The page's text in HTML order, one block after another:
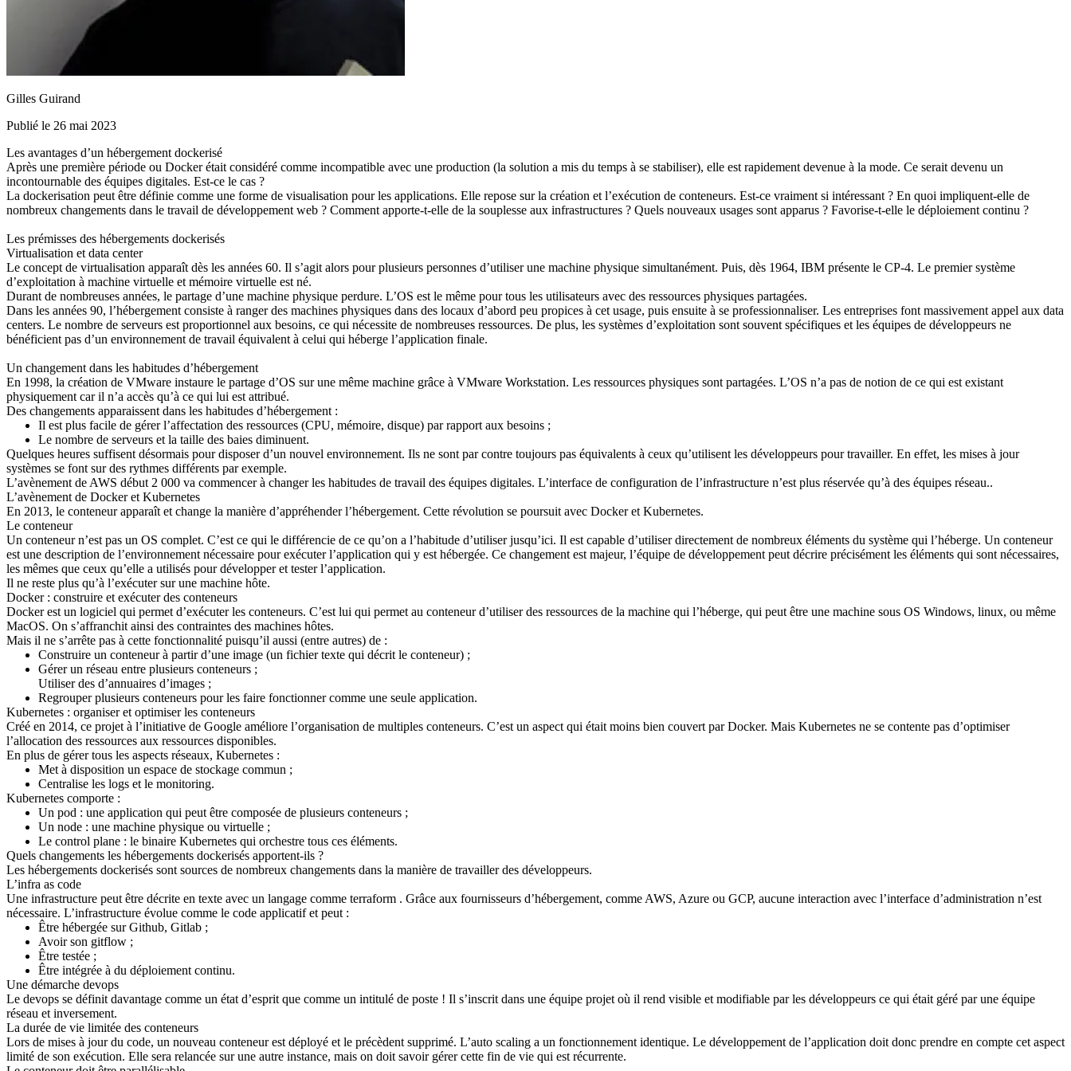
Gilles Guirand
Publié le 26 mai 2023
Les avantages d’un hébergement dockerisé
Après une première période ou Docker était considéré comme incompatible avec une production (la solution a mis du temps à se stabiliser), elle est rapidement devenue à la mode. Ce serait devenu un
incontournable des équipes digitales. Est-ce le cas ?
La dockerisation peut être définie comme une forme de visualisation pour les applications. Elle repose sur la création et l’exécution de conteneurs. Est-ce vraiment si intéressant ? En quoi impliquent-elle de
nombreux changements dans le travail de développement web ? Comment apporte-t-elle de la souplesse aux infrastructures ? Quels nouveaux usages sont apparus ? Favorise-t-elle le déploiement continu ?
Les prémisses des hébergements dockerisés
Virtualisation et data center
Le concept de virtualisation apparaît dès les années 60. Il s’agit alors pour plusieurs personnes d’utiliser une machine physique simultanément. Puis, dès 1964, IBM présente le CP-4. Le premier système
d’exploitation à machine virtuelle et mémoire virtuelle est né.
Durant de nombreuses années, le partage d’une machine physique perdure. L’OS est le même pour tous les utilisateurs avec des ressources physiques partagées.
Dans les années 90, l’hébergement consiste à ranger des machines physiques dans des locaux d’abord peu propices à cet usage, puis ensuite à se professionnaliser. Les entreprises font massivement appel aux data
centers. Le nombre de serveurs est proportionnel aux besoins, ce qui nécessite de nombreuses ressources. De plus, les systèmes d’exploitation sont souvent spécifiques et les équipes de développeurs ne
bénéficient pas d’un environnement de travail équivalent à celui qui héberge l’application finale.
Un changement dans les habitudes d’hébergement
En 1998, la création de VMware instaure le partage d’OS sur une même machine grâce à VMware Workstation. Les ressources physiques sont partagées. L’OS n’a pas de notion de ce qui est existant
physiquement car il n’a accès qu’à ce qui lui est attribué.
Des changements apparaissent dans les habitudes d’hébergement :
Il est plus facile de gérer l’affectation des ressources (CPU, mémoire, disque) par rapport aux besoins ;
Le nombre de serveurs et la taille des baies diminuent.
Quelques heures suffisent désormais pour disposer d’un nouvel environnement. Ils ne sont par contre toujours pas équivalents à ceux qu’utilisent les développeurs pour travailler. En effet, les mises à jour
systèmes se font sur des rythmes différents par exemple.
L’avènement de AWS début 2 000 va commencer à changer les habitudes de travail des équipes digitales. L’interface de configuration de l’infrastructure n’est plus réservée qu’à des équipes réseau..
L’avènement de Docker et Kubernetes
En 2013, le conteneur apparaît et change la manière d’appréhender l’hébergement. Cette révolution se poursuit avec Docker et Kubernetes.
Le conteneur
Un conteneur n’est pas un OS complet. C’est ce qui le différencie de ce qu’on a l’habitude d’utiliser jusqu’ici. Il est capable d’utiliser directement de nombreux éléments du système qui l’héberge. Un conteneur
est une description de l’environnement nécessaire pour exécuter l’application qui y est hébergée. Ce changement est majeur, l’équipe de développement peut décrire précisément les éléments qui sont nécessaires,
les mêmes que ceux qu’elle a utilisés pour développer et tester l’application.
Il ne reste plus qu’à l’exécuter sur une machine hôte.
Docker : construire et exécuter des conteneurs
Docker est un logiciel qui permet d’exécuter les conteneurs. C’est lui qui permet au conteneur d’utiliser des ressources de la machine qui l’héberge, qui peut être une machine sous OS Windows, linux, ou même
MacOS. On s’affranchit ainsi des contraintes des machines hôtes.
Mais il ne s’arrête pas à cette fonctionnalité puisqu’il aussi (entre autres) de :
Construire un conteneur à partir d’une image (un fichier texte qui décrit le conteneur) ;
Gérer un réseau entre plusieurs conteneurs ;
Utiliser des d’annuaires d’images ;
Regrouper plusieurs conteneurs pour les faire fonctionner comme une seule application.
Kubernetes : organiser et optimiser les conteneurs
Créé en 2014, ce projet à l’initiative de Google améliore l’organisation de multiples conteneurs. C’est un aspect qui était moins bien couvert par Docker. Mais Kubernetes ne se contente pas d’optimiser
l’allocation des ressources aux ressources disponibles.
En plus de gérer tous les aspects réseaux, Kubernetes :
Met à disposition un espace de stockage commun ;
Centralise les logs et le monitoring.
Kubernetes comporte :
Un pod : une application qui peut être composée de plusieurs conteneurs ;
Un node : une machine physique ou virtuelle ;
Le control plane : le binaire Kubernetes qui orchestre tous ces éléments.
Quels changements les hébergements dockerisés apportent-ils ?
Les hébergements dockerisés sont sources de nombreux changements dans la manière de travailler des développeurs.
L’infra as code
Une infrastructure peut être décrite en texte avec un langage comme terraform . Grâce aux fournisseurs d’hébergement, comme AWS, Azure ou GCP, aucune interaction avec l’interface d’administration n’est
nécessaire. L’infrastructure évolue comme le code applicatif et peut :
Être hébergée sur Github, Gitlab ;
Avoir son gitflow ;
Être testée ;
Être intégrée à du déploiement continu.
Une démarche devops
Le devops se définit davantage comme un état d’esprit que comme un intitulé de poste ! Il s’inscrit dans une équipe projet où il rend visible et modifiable par les développeurs ce qui était géré par une équipe
réseau et inversement.
La durée de vie limitée des conteneurs
Lors de mises à jour du code, un nouveau conteneur est déployé et le précèdent supprimé. L’auto scaling a un fonctionnement identique. Le développement de l’application doit donc prendre en compte cet aspect
limité de son exécution. Elle sera relancée sur une autre instance, mais on doit savoir gérer cette fin de vie qui est récurrente.